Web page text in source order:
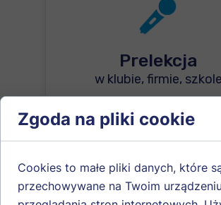
Prelekcja
w klubie, firmie, szkole
Spotkanie z lekarzem
wysokogórskich, który
kulisy ekspedycji i
zabezpieczenie medyczne
terenie.
Zgoda na pliki cookie
Cookies to małe pliki danych, które
przechowywane na Twoim